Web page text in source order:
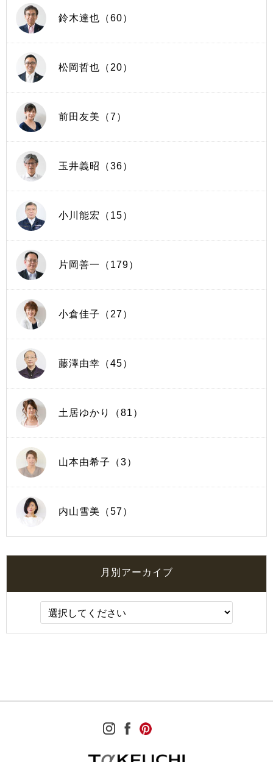
鈴木達也（60）
松岡哲也（20）
前田友美（7）
玉井義昭（36）
小川能宏（15）
片岡善一（179）
小倉佳子（27）
藤澤由幸（45）
土居ゆかり（81）
山本由希子（3）
内山雪美（57）
月別アーカイブ